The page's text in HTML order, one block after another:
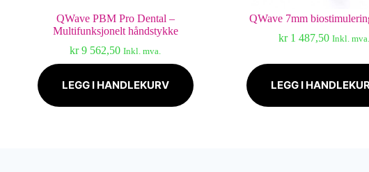
QWave PBM Pro Dental –
Multifunksjonelt håndstykke
kr9 562,50 Inkl. mva.
LEGG I HANDLEKURV
QWave 7mm
kr1 487,50 Inkl. mva.
LEGG I